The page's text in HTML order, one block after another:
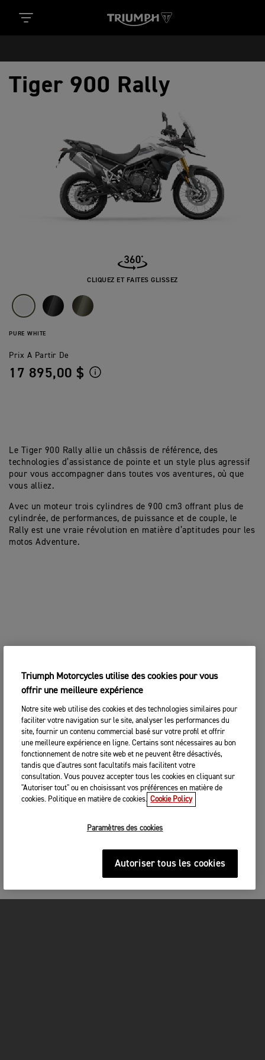
Tiger 900 Rally
PURE WHITE
Prix A Partir De
17 895,00 $
CLIQUEZ ET FAITES GLISSEZ
Le Tiger 900 Rally allie un châssis de référence, des
technologies d’assistance de pointe et un style plus agressif
pour vous accompagner dans toutes vos aventures, où que
vous alliez.
Avec un moteur trois cylindres de 900 cm3 offrant plus de
cylindrée, de performances, de puissance et de couple, le
Rally est une vraie révolution en matière d’aptitudes pour les
motos Adventure.
Triumph Motorcycles utilise des cookies pour vous
offrir une meilleure expérience
Notre site web utilise des cookies et des technologies similaires pour
faciliter votre navigation sur le site, analyser les performances du
site, fournir un contenu commercial basé sur votre profil et offrir
une meilleure expérience en ligne. Certains sont nécessaires au bon
fonctionnement de notre site web et ne peuvent être désactivés,
tandis que d'autres sont facultatifs mais facilitent votre
consultation. Vous pouvez accepter tous les cookies en cliquant sur
"Autoriser tout" ou en choisissant vos préférences en matière de
cookies. Politique en matière de cookies. Cookie Policy
Paramètres des cookies
Autoriser tous les cookies